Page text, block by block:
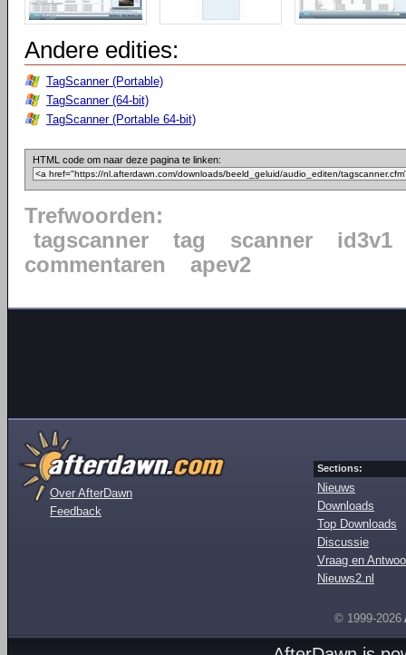
Andere edities:
TagScanner (Portable)
TagScanner (64-bit)
TagScanner (Portable 64-bit)
HTML code om naar deze pagina te linken:
Trefwoorden:
tagscanner
tag scanner
id3v1
commentaren
apev2
Over AfterDawn
Feedback
Sections:
Nieuws
Downloads
Top Downloads
Discussie
Vraag en
Nieuws2.nl
© 1999-2026